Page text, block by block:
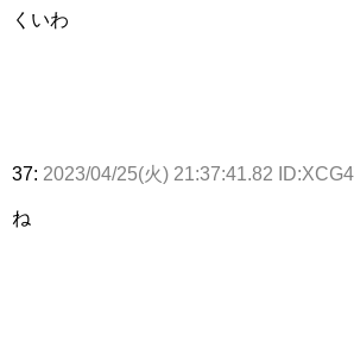
くいわ
37: 2023/04/25(火) 21:37:41.82
ね